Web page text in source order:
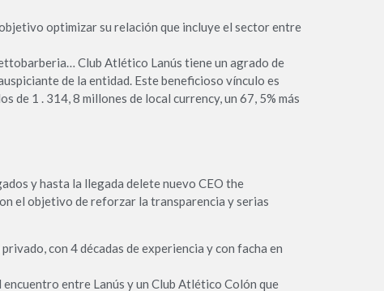
optimizar su relación que incluye el sector entre
Club Atlético Lanús tiene un agrado de
de la entidad. Este beneficioso vínculo es
1 . 314, 8 millones de local currency, un 67, 5% más
y hasta la llegada delete nuevo CEO the
el objetivo de reforzar la transparencia y serias
con 4 décadas de experiencia y con facha en
entre Lanús y un Club Atlético Colón que